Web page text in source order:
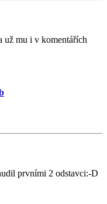
už mu i v komentářích
prvními 2 odstavci:-D